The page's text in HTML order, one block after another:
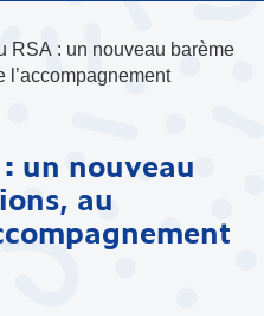
RSA : un nouveau barème
l’accompagnement
un nouveau
au